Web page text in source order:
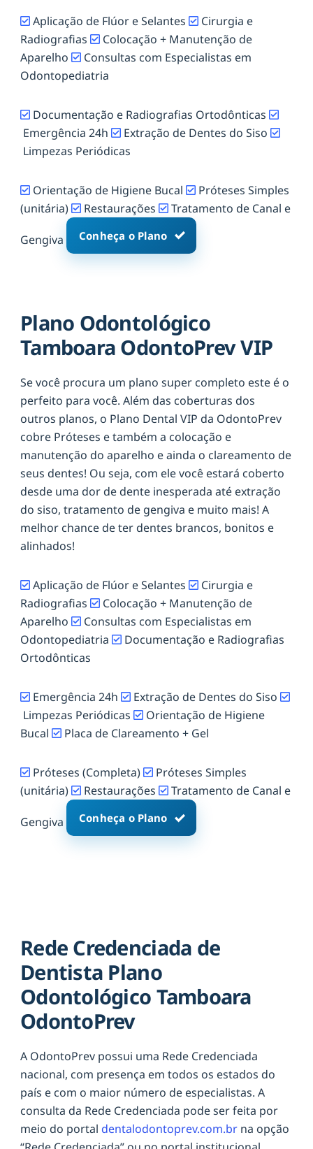
Aplicação de Flúor e Selantes
Cirurgia e
Radiografias
Colocação + Manutenção de
Aparelho
Consultas com Especialistas em
Odontopediatria
Documentação e Radiografias Ortodônticas
Emergência 24h
Extração de Dentes do Siso
Limpezas Periódicas
Orientação de Higiene Bucal
Próteses Simples
(unitária)
Restaurações Tratamento de Canal e
Gengiva Conheça o Plano
Plano Odontológico
Tamboara OdontoPrev VIP
Se você procura um plano super completo este é o
perfeito para você. Além das coberturas dos
outros planos, o Plano Dental VIP da OdontoPrev
cobre Próteses e também a colocação e
manutenção do aparelho e ainda o clareamento de
seus dentes! Ou seja, com ele você estará coberto
desde uma dor de dente inesperada até extração
do siso, tratamento de gengiva e muito mais! A
melhor chance de ter dentes brancos, bonitos e
alinhados!
Aplicação de Flúor e Selantes
Cirurgia e
Radiografias
Colocação + Manutenção de
Aparelho
Consultas com Especialistas em
Odontopediatria
Documentação e Radiografias
Ortodônticas
Emergência 24h
Extração de Dentes do Siso
Limpezas Periódicas
Orientação de Higiene
Bucal
Placa de Clareamento + Gel
Próteses (Completa)
Próteses Simples
(unitária)
Restaurações Tratamento de Canal e
Gengiva Conheça o Plano
Rede Credenciada de
Dentista Plano
Odontológico Tamboara
OdontoPrev
A OdontoPrev possui uma Rede Credenciada
nacional, com presença em todos os estados do
país e com o maior número de especialistas. A
consulta da Rede Credenciada pode ser feita por
meio do portal dentalodontoprev.com.br na opção